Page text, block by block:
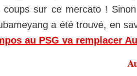
coups sur ce mercato !
a été trouvé, en
au PSG va remplacer